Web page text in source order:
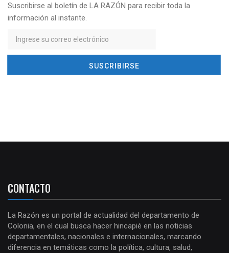
Suscribirse al boletín de LA RAZÓN para recibir toda la
información al instante.
CONTACTO
La Razón es un portal de actualidad del departamento de
Colonia, en el cual busca hacer hincapié en las noticias
departamentales, nacionales e internacionales, marcando
diferencia en temáticas como la política, cultura, salud,